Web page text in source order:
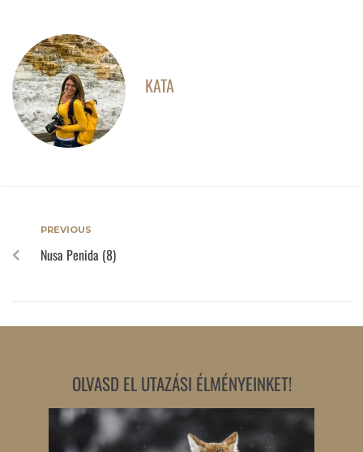
KATA
PREVIOUS
Nusa Penida (8)
OLVASD EL UTAZÁSI ÉLMÉNYEINKET!